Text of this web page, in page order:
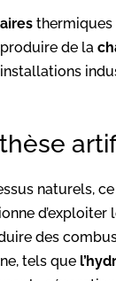
de la
naturels,
d’exploiter
des
tels que